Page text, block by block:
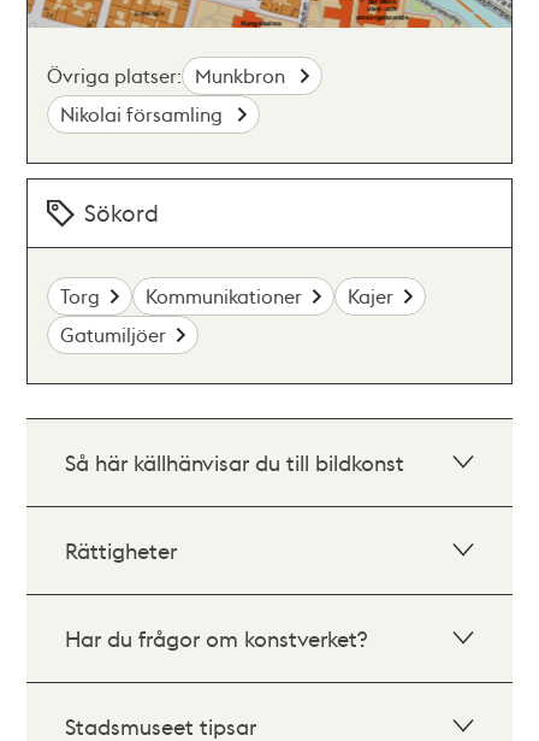
Övriga platser: Munkbron
Nikolai församling
Sökord
Torg Kommunikationer
Kajer
Gatumiljöer
Så här källhänvisar du till bildkonst
Rättigheter
Har du frågor om konstverket?
Stadsmuseet tipsar